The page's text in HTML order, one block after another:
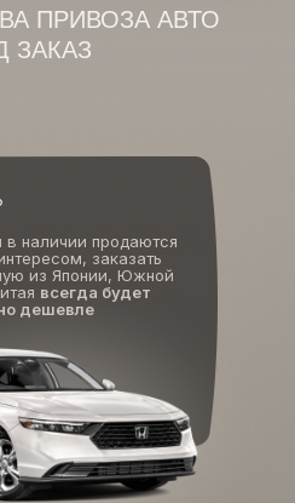
ПРИВОЗА АВТО
ЗАКАЗ
в наличии продаются
заказать
из Японии, Южной
всегда будет
дешевле